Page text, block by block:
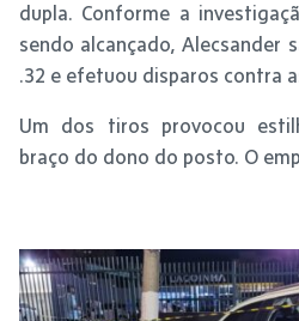
dupla. Conforme a
sendo alcançado, Alecsander
.32 e efetuou disparos contra
Um dos tiros provocou
braço do dono do posto. O